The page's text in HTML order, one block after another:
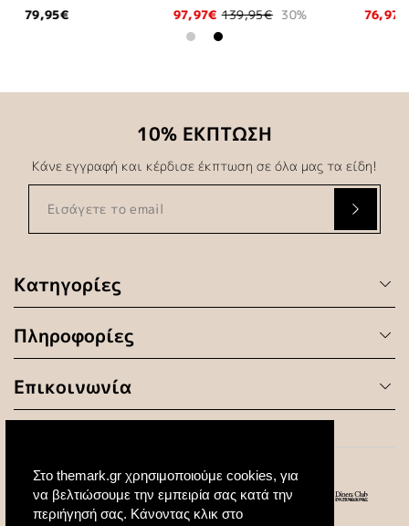
Στο themark.gr χρησιμοποιούμε cookies, για
να βελτιώσουμε την εμπειρία σας κατά την
περιήγησή σας. Κάνοντας κλικ στο
30% 109,95€ 30% 69,95€
Κατηγορίες
Πληροφορίες
Επικοινωνία
10% ΕΚΠΤΩΣΗ
Κάνε εγγραφή και κέρδισε έκπτωση σε όλα μας τα είδη!